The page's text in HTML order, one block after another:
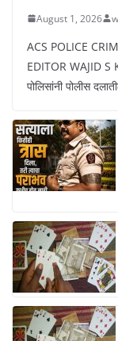
August 1, 2026
ACS POLICE
EDITOR WAJID S
पोलिसांनी पोलीस